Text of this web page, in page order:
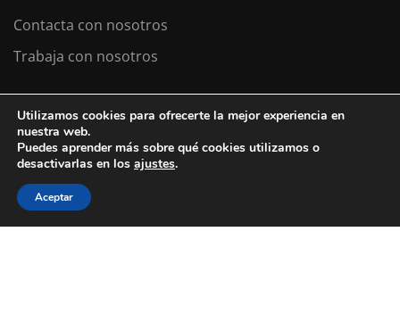
Contacta con nosotros
Trabaja con nosotros
Colexio La Salle Santiago
Aviso Legal
Política de cookies
Política de privacidad
Utilizamos cookies para ofrecerte la mejor experiencia en
nuestra web.
Puedes aprender más sobre qué cookies utilizamos o
desactivarlas en los ajustes.
Aceptar